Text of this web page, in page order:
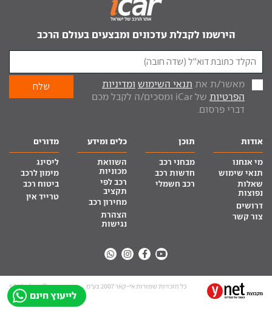
לייעוץ חינם
הירשמו לקבלת עדכונים ומבצעים בעולם הרכב
מאשר/ת את תנאי השימוש ומדיניות
הפרטיות
של iCar ומסכים/ה לקבל מכם
דברי פרסום.
אודות
מי אנחנו
תנאי שימוש
שאלות
נפוצות
דרושים
צור קשר
תוכן
מבחני רכב
חדשות רכב
רכב חשמלי
כלים ומידע
השוואת
מכוניות
רכב לפי
תקציב
מחירון רכב
הצהרת
נגישות
מדורים
ליסינג
מימון לרכב
ביטוח רכב
טרייד אין
כל הזכויות שמורות אי-קאר 2007 בע”מ site by tq.soft